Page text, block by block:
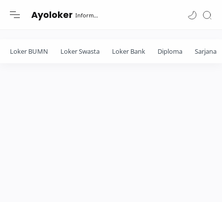
Ayoloker Informasi lowongan khusus Fresh Graduate lulusan Diploma-Sarjana....
Loker BUMN Loker Swasta Loker Bank Diploma Sarjana